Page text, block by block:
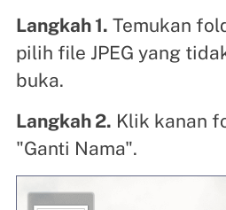
Langkah 1. Temukan
pilih file JPEG yang
buka.
Langkah 2. Klik kanan
"Ganti Nama".